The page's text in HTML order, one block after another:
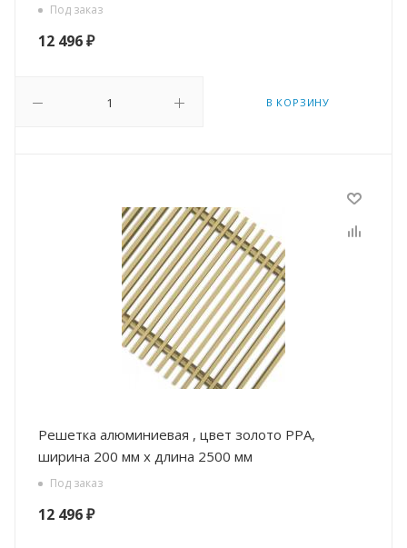
Под заказ
12 496₽
В КОРЗИНУ
Решетка алюминиевая , цвет золото РРА,
ширина 200 мм х длина 2500 мм
Под заказ
12 496₽